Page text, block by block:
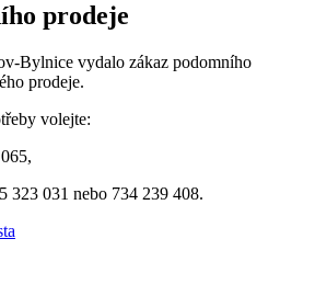
prodeje
Bylnice vydalo zákaz podomního
prodeje.
volejte:
323 031 nebo 734 239 408.